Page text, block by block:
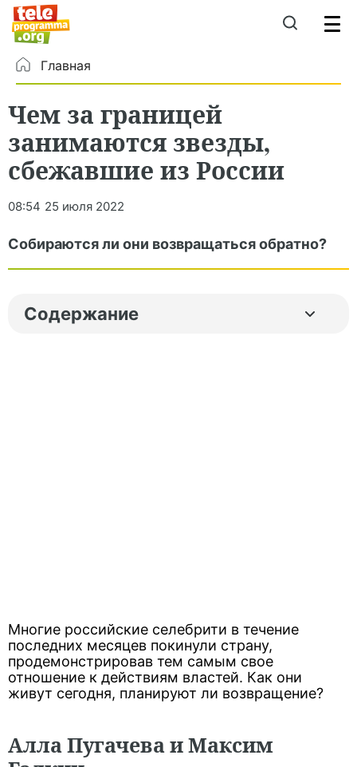
Главная
Чем за границей
занимаются звезды,
сбежавшие из России
08:54 25 июля 2022
Собираются ли они возвращаться обратно?
Содержание
Многие российские селебрити в течение
последних месяцев покинули страну,
продемонстрировав тем самым свое
отношение к действиям властей. Как они
живут сегодня, планируют ли возвращение?
Алла Пугачева и Максим